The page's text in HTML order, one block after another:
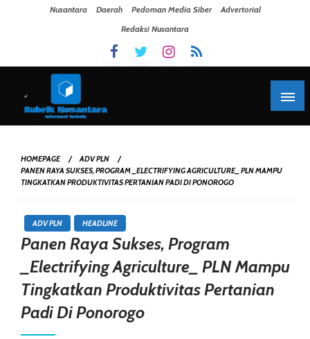
Nusantara Daerah Pedoman Media Siber
Advertorial
Redaksi Nusantara
HOMEPAGE
ADV PLN
PANEN RAYA SUKSES, PROGRAM _ELECTRIFYING AGRICULTURE_ PLN MAMPU
TINGKATKAN PRODUKTIVITAS PERTANIAN PADI DI PONOROGO
ADV PLN HEADLINE
Panen Raya Sukses, Program
_Electrifying Agriculture_ PLN Mampu
Tingkatkan Produktivitas Pertanian
Padi Di Ponorogo